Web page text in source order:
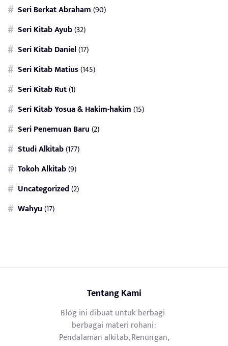
Seri Berkat Abraham(90)
Seri Kitab Ayub(32)
Seri Kitab Daniel(17)
Seri Kitab Matius(145)
Seri Kitab Rut(1)
Seri Kitab Yosua & Hakim-hakim(15)
Seri Penemuan Baru(2)
Studi Alkitab(177)
Tokoh Alkitab(9)
Uncategorized(2)
Wahyu(17)
Tentang Kami
Blog ini dibuat untuk berbagi
berbagai materi rohani:
Pendalaman alkitab, Renungan,